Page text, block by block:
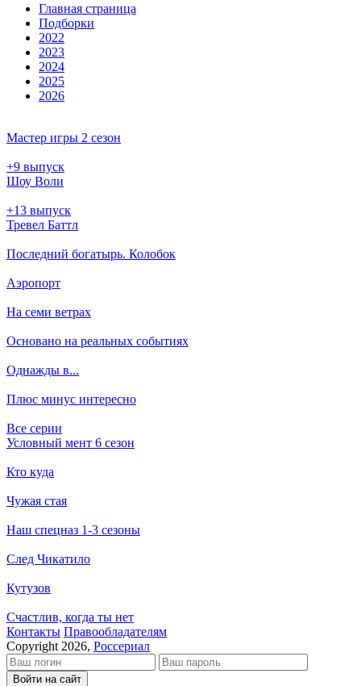
Глав­ная стра­ни­ца
Подборки
2022
2023
2024
2025
2026
Мастер игры 2 сезон
+9 выпуск
Шоу Воли
+13 выпуск
Тревел Баттл
Последний богатырь. Колобок
Аэропорт
На семи ветрах
Основано на реальных событиях
Однажды в...
Плюс минус интересно
Все серии
Условный мент 6 сезон
Кто куда
Чужая стая
Наш спецназ 1-3 сезоны
След Чикатило
Кутузов
Счастлив, когда ты нет
Кон­так­ты Пра­во­об­ла­да­те­лям
Copyright 2026, Россериал
Войти на сайт